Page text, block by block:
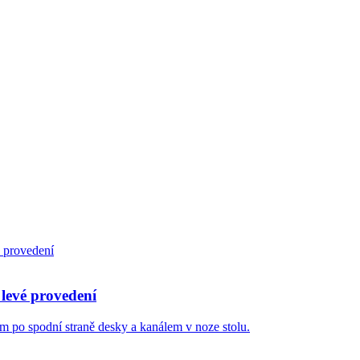
provedení
spodní straně desky a kanálem v noze stolu.